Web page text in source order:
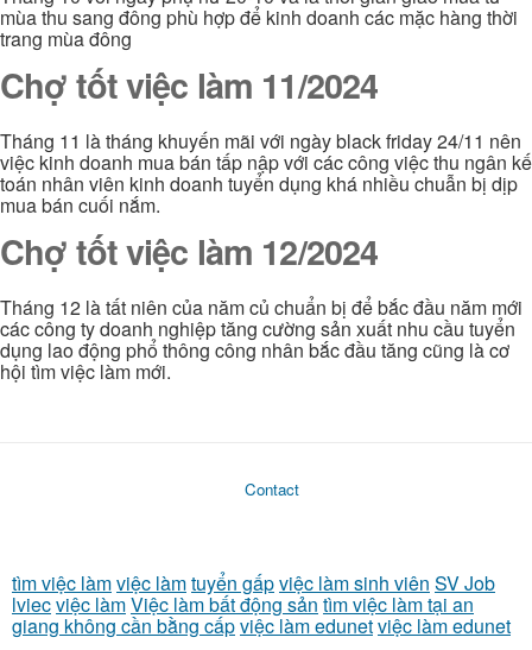
mùa thu sang đông phù hợp để kinh doanh các mặc hàng thời
trang mùa đông
Chợ tốt việc làm 11/2024
Tháng 11 là tháng khuyến mãi với ngày black friday 24/11 nên
việc kinh doanh mua bán tấp nập với các công việc thu ngân kế
toán nhân viên kinh doanh tuyển dụng khá nhiều chuẫn bị dịp
mua bán cuối nắm.
Chợ tốt việc làm 12/2024
Tháng 12 là tất niên của năm củ chuẩn bị để bắc đầu năm mới
các công ty doanh nghiệp tăng cường sản xuất nhu cầu tuyển
dụng lao động phổ thông công nhân bắc đầu tăng cũng là cơ
hội tìm việc làm mới.
Contact
tìm việc làmviệc làmtuyển gấpviệc làm sinh viên SV Job
lviecviệc làmViệc làm bất động sản tìm việc làm tại an
giang không cần bằng cấpviệc làm edunetviệc làm edunet